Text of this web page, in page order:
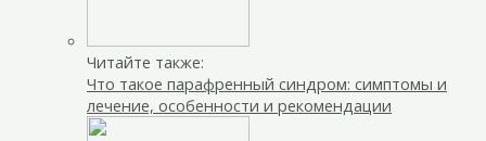
Читайте также:
Что такое парафренный синдром: симптомы и
лечение, особенности и рекомендации